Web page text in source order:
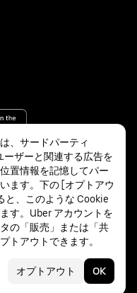
、サードパーティ
ザーと関連する広告を
置情報を記憶してパー
ます。下の [オプトアウ
と、このような Cookie
す。Uber アカウントを
の「販売」または「共
トアウトできます。
オプトアウト OK